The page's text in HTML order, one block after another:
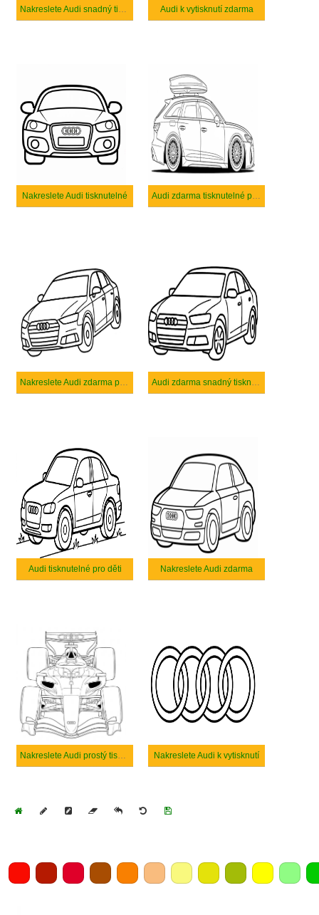
Nakreslete Audi snadný tisknutelné Audi k vytisknutí zdarma
Nakreslete Audi tisknutelné Audi zdarma tisknutelné pro děti
Nakreslete Audi zdarma pro děti Audi zdarma snadný tisknutelné
Audi tisknutelné pro děti Nakreslete Audi zdarma
Nakreslete Audi prostý tisknutelné Nakreslete Audi k vytisknutí